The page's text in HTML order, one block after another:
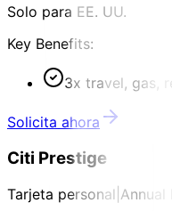
Solo para EE. UU.
Key Benefits:
3x travel, gas,
Solicita ahora
Citi Prestige
Tarjeta personal Annual